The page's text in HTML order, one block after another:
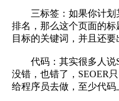
三标签：如果你计划
排名，那么这个页面的
目标的关键词，并且还要
代码：其实很多人说
没错，也错了，SEOER
给程序员去做，至少代码